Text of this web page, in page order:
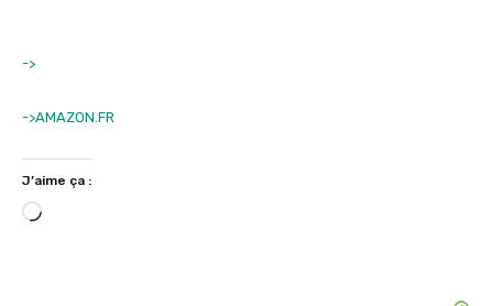
->
->AMAZON.FR
J’aime ça :
C